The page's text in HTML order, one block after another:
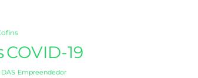
COVID-19
DAS Empreendedor